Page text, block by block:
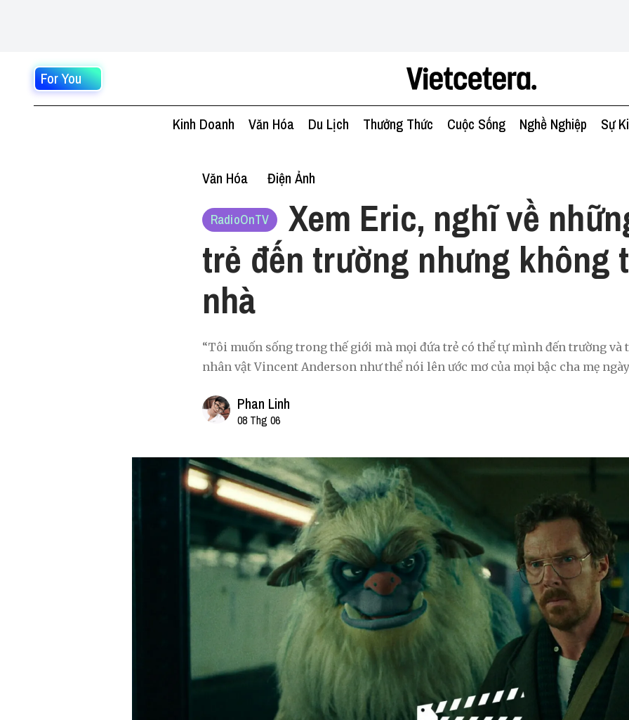
For You
Kinh Doanh Văn Hóa Du Lịch Thưởng Thức Cuộc Sống Nghề Nghiệp Sự
Văn Hóa Điện Ảnh
RadioOnTV
Xem Eric, nghĩ về
trẻ đến trường nhưng không
nhà
“Tôi muốn sống trong thế giới mà mọi đứa trẻ có thể tự mình đến trường và
nhân vật Vincent Anderson như thể nói lên ước mơ của mọi bậc cha mẹ
Phan Linh
08 Thg 06